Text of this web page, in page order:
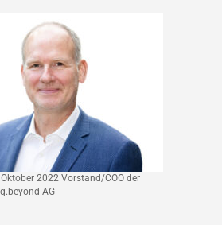
2022 Vorstand/COO der
AG